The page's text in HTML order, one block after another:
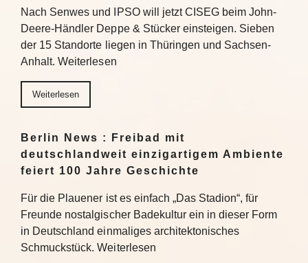
Nach Senwes und IPSO will jetzt CISEG beim John-
Deere-Händler Deppe & Stücker einsteigen. Sieben
der 15 Standorte liegen in Thüringen und Sachsen-
Anhalt. Weiterlesen
Weiterlesen
Berlin News : Freibad mit
deutschlandweit einzigartigem Ambiente
feiert 100 Jahre Geschichte
Für die Plauener ist es einfach „Das Stadion“, für
Freunde nostalgischer Badekultur ein in dieser Form
in Deutschland einmaliges architektonisches
Schmuckstück. Weiterlesen